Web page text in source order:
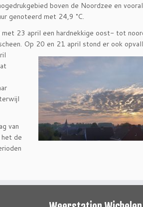
boven de Noordzee en
genoteerd met 24,9 °C.
23 april een hardnekkige oost- tot
Op 20 en 21 april stond er ook
van
de